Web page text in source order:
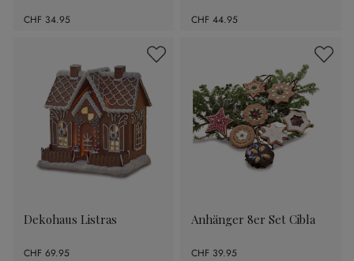
CHF 34.95 CHF 44.95
Dekohaus Listras
CHF 69.95
Anhänger 8er Set Cibla
CHF 39.95